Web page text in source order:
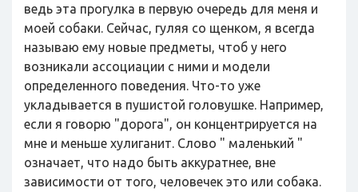
ведь эта прогулка в первую очередь для меня и
моей собаки. Сейчас, гуляя со щенком, я всегда
называю ему новые предметы, чтоб у него
возникали ассоциации с ними и модели
определенного поведения. Что-то уже
укладывается в пушистой головушке. Например,
если я говорю "дорога", он концентрируется на
мне и меньше хулиганит. Слово " маленький "
означает, что надо быть аккуратнее, вне
зависимости от того, человечек это или собака.